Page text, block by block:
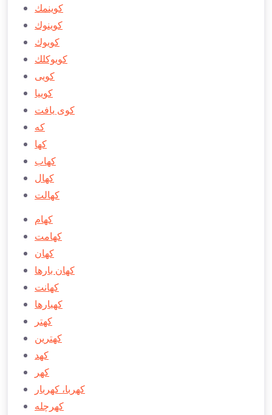
كوينمك
كوينوك
كويوك
كويوكلك
كویی
كوییا
كوی يافت
كه
كها
كهاب
كهال
كهالت
كهام
كهامت
كهان
كهان بارها
كهانت
كهبارها
كهتر
كهترين
كهد
كهر
كهربا، كهربار
كهرچله